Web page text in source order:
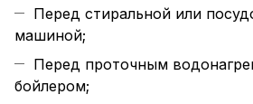
Перед стиральной или
машиной;
Перед проточным
бойлером;